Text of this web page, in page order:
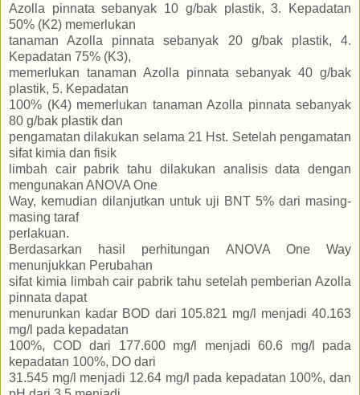
Azolla pinnata sebanyak 10 g/bak plastik, 3. Kepadatan
50% (K2) memerlukan
tanaman Azolla pinnata sebanyak 20 g/bak plastik, 4.
Kepadatan 75% (K3),
memerlukan tanaman Azolla pinnata sebanyak 40 g/bak
plastik, 5. Kepadatan
100% (K4) memerlukan tanaman Azolla pinnata sebanyak
80 g/bak plastik dan
pengamatan dilakukan selama 21 Hst. Setelah pengamatan
sifat kimia dan fisik
limbah cair pabrik tahu dilakukan analisis data dengan
mengunakan ANOVA One
Way, kemudian dilanjutkan untuk uji BNT 5% dari masing-
masing taraf
perlakuan.
Berdasarkan hasil perhitungan ANOVA One Way
menunjukkan Perubahan
sifat kimia limbah cair pabrik tahu setelah pemberian Azolla
pinnata dapat
menurunkan kadar BOD dari 105.821 mg/l menjadi 40.163
mg/l pada kepadatan
100%, COD dari 177.600 mg/l menjadi 60.6 mg/l pada
kepadatan 100%, DO dari
31.545 mg/l menjadi 12.64 mg/l pada kepadatan 100%, dan